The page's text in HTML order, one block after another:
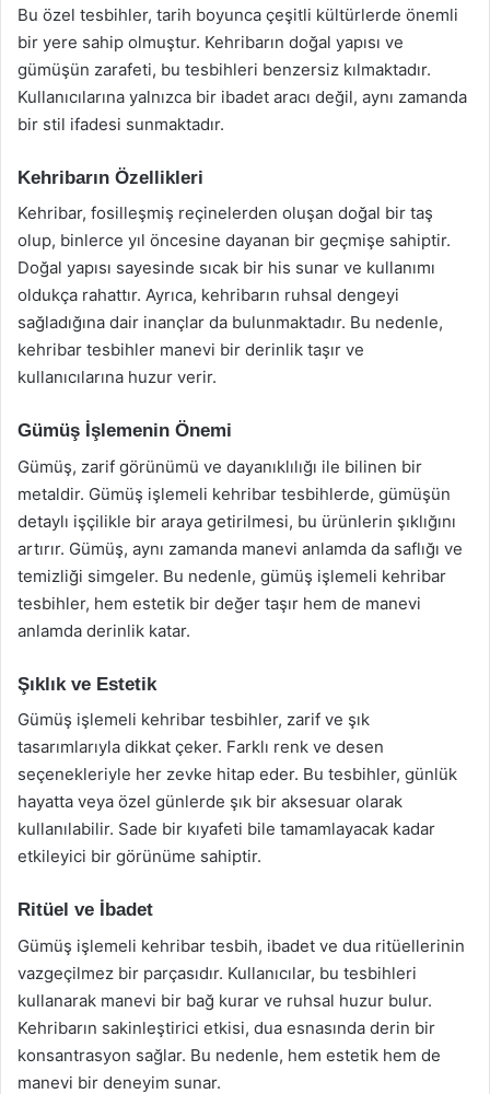
Bu özel tesbihler, tarih boyunca çeşitli kültürlerde önemli
bir yere sahip olmuştur. Kehribarın doğal yapısı ve
gümüşün zarafeti, bu tesbihleri benzersiz kılmaktadır.
Kullanıcılarına yalnızca bir ibadet aracı değil, aynı zamanda
bir stil ifadesi sunmaktadır.
Kehribarın Özellikleri
Kehribar, fosilleşmiş reçinelerden oluşan doğal bir taş
olup, binlerce yıl öncesine dayanan bir geçmişe sahiptir.
Doğal yapısı sayesinde sıcak bir his sunar ve kullanımı
oldukça rahattır. Ayrıca, kehribarın ruhsal dengeyi
sağladığına dair inançlar da bulunmaktadır. Bu nedenle,
kehribar tesbihler manevi bir derinlik taşır ve
kullanıcılarına huzur verir.
Gümüş İşlemenin Önemi
Gümüş, zarif görünümü ve dayanıklılığı ile bilinen bir
metaldir. Gümüş işlemeli kehribar tesbihlerde, gümüşün
detaylı işçilikle bir araya getirilmesi, bu ürünlerin şıklığını
artırır. Gümüş, aynı zamanda manevi anlamda da saflığı ve
temizliği simgeler. Bu nedenle, gümüş işlemeli kehribar
tesbihler, hem estetik bir değer taşır hem de manevi
anlamda derinlik katar.
Şıklık ve Estetik
Gümüş işlemeli kehribar tesbihler, zarif ve şık
tasarımlarıyla dikkat çeker. Farklı renk ve desen
seçenekleriyle her zevke hitap eder. Bu tesbihler, günlük
hayatta veya özel günlerde şık bir aksesuar olarak
kullanılabilir. Sade bir kıyafeti bile tamamlayacak kadar
etkileyici bir görünüme sahiptir.
Ritüel ve İbadet
Gümüş işlemeli kehribar tesbih, ibadet ve dua ritüellerinin
vazgeçilmez bir parçasıdır. Kullanıcılar, bu tesbihleri
kullanarak manevi bir bağ kurar ve ruhsal huzur bulur.
Kehribarın sakinleştirici etkisi, dua esnasında derin bir
konsantrasyon sağlar. Bu nedenle, hem estetik hem de
manevi bir deneyim sunar.